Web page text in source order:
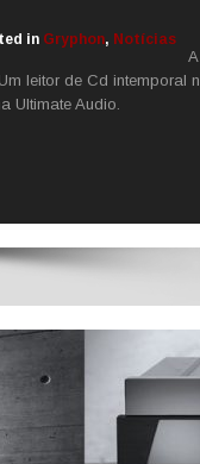
in Gryphon, Notícias
leitor de Cd intemporal
Ultimate Audio.